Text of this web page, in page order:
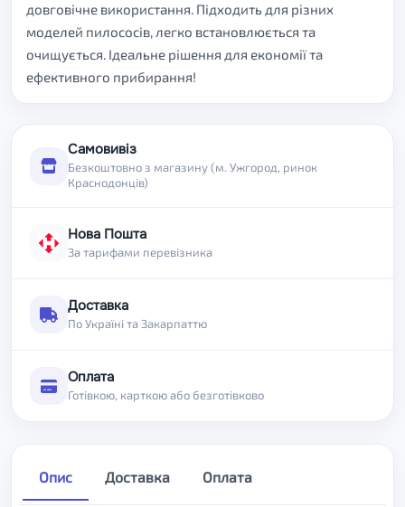
довговічне використання. Підходить для різних
моделей пилососів, легко встановлюється та
очищується. Ідеальне рішення для економії та
ефективного прибирання!
Самовивіз
Безкоштовно з магазину (м. Ужгород, ринок
Краснодонців)
Нова Пошта
За тарифами перевізника
Доставка
По Україні та Закарпаттю
Оплата
Готівкою, карткою або безготівково
Опис Доставка Оплата